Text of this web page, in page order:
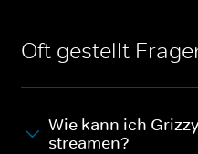
Oft gestellt
Wie kann ich
streamen?